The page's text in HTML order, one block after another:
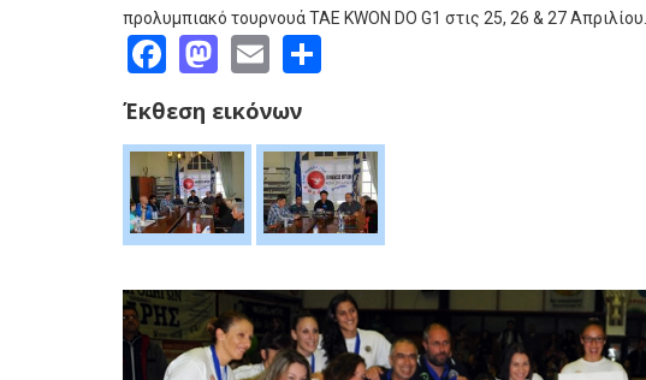
προλυμπιακό τουρνουά TAE KWON DO G1 στις 25, 26 & 27 Απριλίου…
Facebook
Mastodon
Email
Έκθεση εικόνων